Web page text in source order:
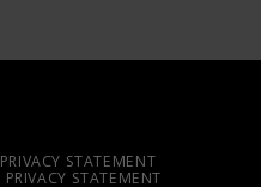
PRIVACY STATEMENT
PRIVACY STATEMENT